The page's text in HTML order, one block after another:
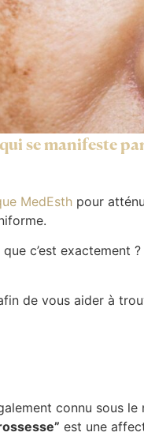
se manifeste
MedEsth pour
que c’est exactement
de vous aider à
connu sous le
est une